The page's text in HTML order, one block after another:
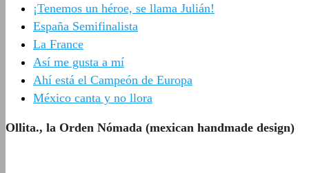
¡Tenemos un héroe, se llama Julián!
España Semifinalista
La France
Así me gusta a mí
Ahí está el Campeón de Europa
México canta y no llora
Ollita., la Orden Nómada (mexican handmade design)